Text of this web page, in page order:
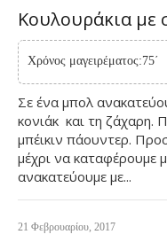
Κουλουράκια με
Χρόνος μαγειρέματος:75΄
Σε ένα μπολ
κονιάκ και τη ζάχαρη.
μπέικιν πάουντερ.
μέχρι να καταφέρουμε
ανακατεύουμε με...
21 Φεβρουαρίου, 2017